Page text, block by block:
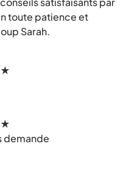
toute patience et
Sarah.
demande